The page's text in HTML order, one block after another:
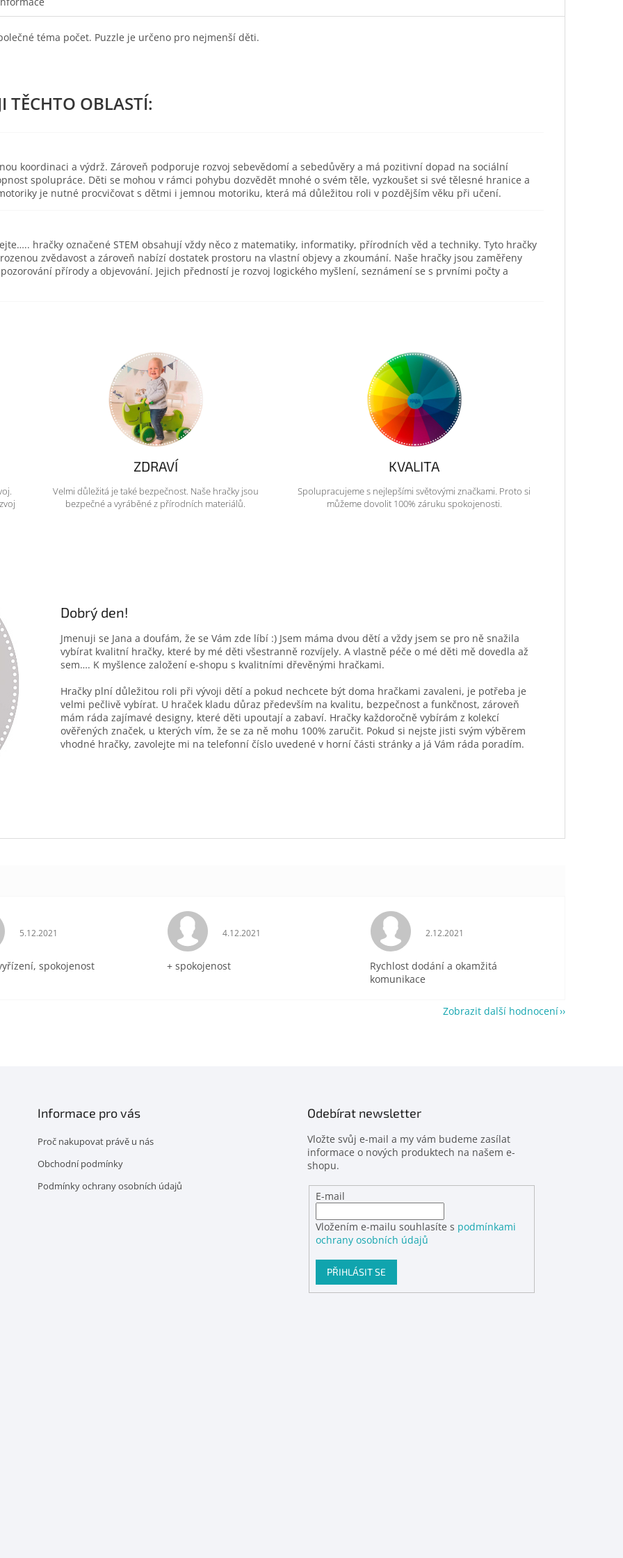
téma počet. Puzzle je určeno pro nejmenší děti.
koordinaci a výdrž. Zároveň podporuje rozvoj sebevědomí a sebedůvěry a má pozitivní dopad na sociální
spolupráce. Děti se mohou v rámci pohybu dozvědět mnohé o svém těle, vyzkoušet si své tělesné hranice a
je nutné procvičovat s dětmi i jemnou motoriku, která má důležitou roli v pozdějším věku při učení.
hračky označené STEM obsahují vždy něco z matematiky, informatiky, přírodních věd a techniky. Tyto hračky
zvědavost a zároveň nabízí dostatek prostoru na vlastní objevy a zkoumání. Naše hračky jsou zaměřeny
přírody a objevování. Jejich předností je rozvoj logického myšlení, seznámení se s prvními počty a
ZDRAVÍ
Velmi důležitá je také bezpečnost. Naše hračky jsou
bezpečné a vyráběné z přírodních materiálů.
KVALITA
Spolupracujeme s nejlepšími světovými značkami. Proto si
můžeme dovolit 100% záruku spokojenosti.
Dobrý den!
Jmenuji se Jana a doufám, že se Vám zde líbí :) Jsem máma dvou dětí a vždy jsem se pro ně snažila
vybírat kvalitní hračky, které by mé děti všestranně rozvíjely. A vlastně péče o mé děti mě dovedla až
sem…. K myšlence založení e-shopu s kvalitními dřevěnými hračkami.
Hračky plní důležitou roli při vývoji dětí a pokud nechcete být doma hračkami zavaleni, je potřeba je
velmi pečlivě vybírat. U hraček kladu důraz především na kvalitu, bezpečnost a funkčnost, zároveň
mám ráda zajímavé designy, které děti upoutají a zabaví. Hračky každoročně vybírám z kolekcí
ověřených značek, u kterých vím, že se za ně mohu 100% zaručit. Pokud si nejste jisti svým výběrem
vhodné hračky, zavolejte mi na telefonní číslo uvedené v horní části stránky a já Vám ráda poradím.
Hodnocení obchodu je 5 z 5 hvězdiček.
5.12.2021
spokojenost
Hodnocení obchodu je 5 z 5 hvězdiček.
4.12.2021
+ spokojenost
Hodnocení obchodu je 5 z 5 hvězdiček.
2.12.2021
Rychlost dodání a okamžitá
komunikace
Zobrazit další hodnocení
Informace pro vás
Proč nakupovat právě u nás
Obchodní podmínky
Podmínky ochrany osobních údajů
Odebírat newsletter
Vložte svůj e-mail a my vám budeme zasílat
informace o nových produktech na našem e-
shopu.
E-mail
Vložením e-mailu souhlasíte s podmínkami
ochrany osobních údajů
PŘIHLÁSIT SE